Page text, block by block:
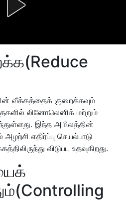
வீக்கத்தைக் குறைக்கவும்
லினோலெனிக் மற்றும்
இந்த அமிலத்தின்
எதிர்ப்பு செயல்பாடு
விடுபட உதவுகிறது.